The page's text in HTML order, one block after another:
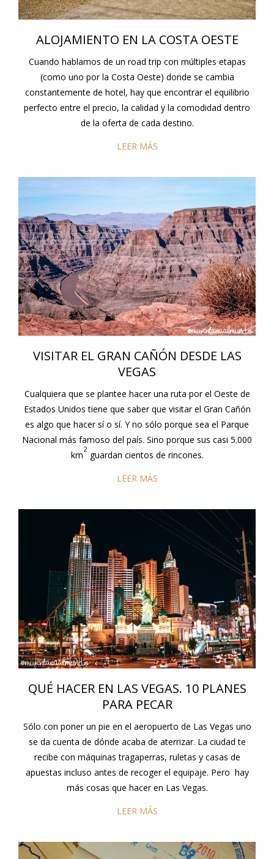
ALOJAMIENTO EN LA COSTA OESTE
Cuando hablamos de un road trip con múltiples etapas
(como uno por la Costa Oeste) donde se cambia
constantemente de hotel, hay que encontrar el equilibrio
perfecto entre el precio, la calidad y la comodidad dentro
de la oferta de cada destino.
LEER MÁS
VISITAR EL GRAN CAÑÓN DESDE LAS
VEGAS
Cualquiera que se plantee hacer una ruta por el Oeste de
Estados Unidos tiene que saber que visitar el Gran Cañón
es algo que hacer sí o sí. Y no sólo porque sea el Parque
Nacional más famoso del país. Sino porque sus casi 5.000
km
2
guardan cientos de rincones.
LEER MÁS
QUÉ HACER EN LAS VEGAS. 10 PLANES
PARA PECAR
Sólo con poner un pie en el aeropuerto de Las Vegas uno
se da cuenta de dónde acaba de aterrizar. La ciudad te
recibe con máquinas tragaperras, ruletas y casas de
apuestas incluso antes de recoger el equipaje. Pero hay
más cosas que hacer en Las Vegas.
LEER MÁS